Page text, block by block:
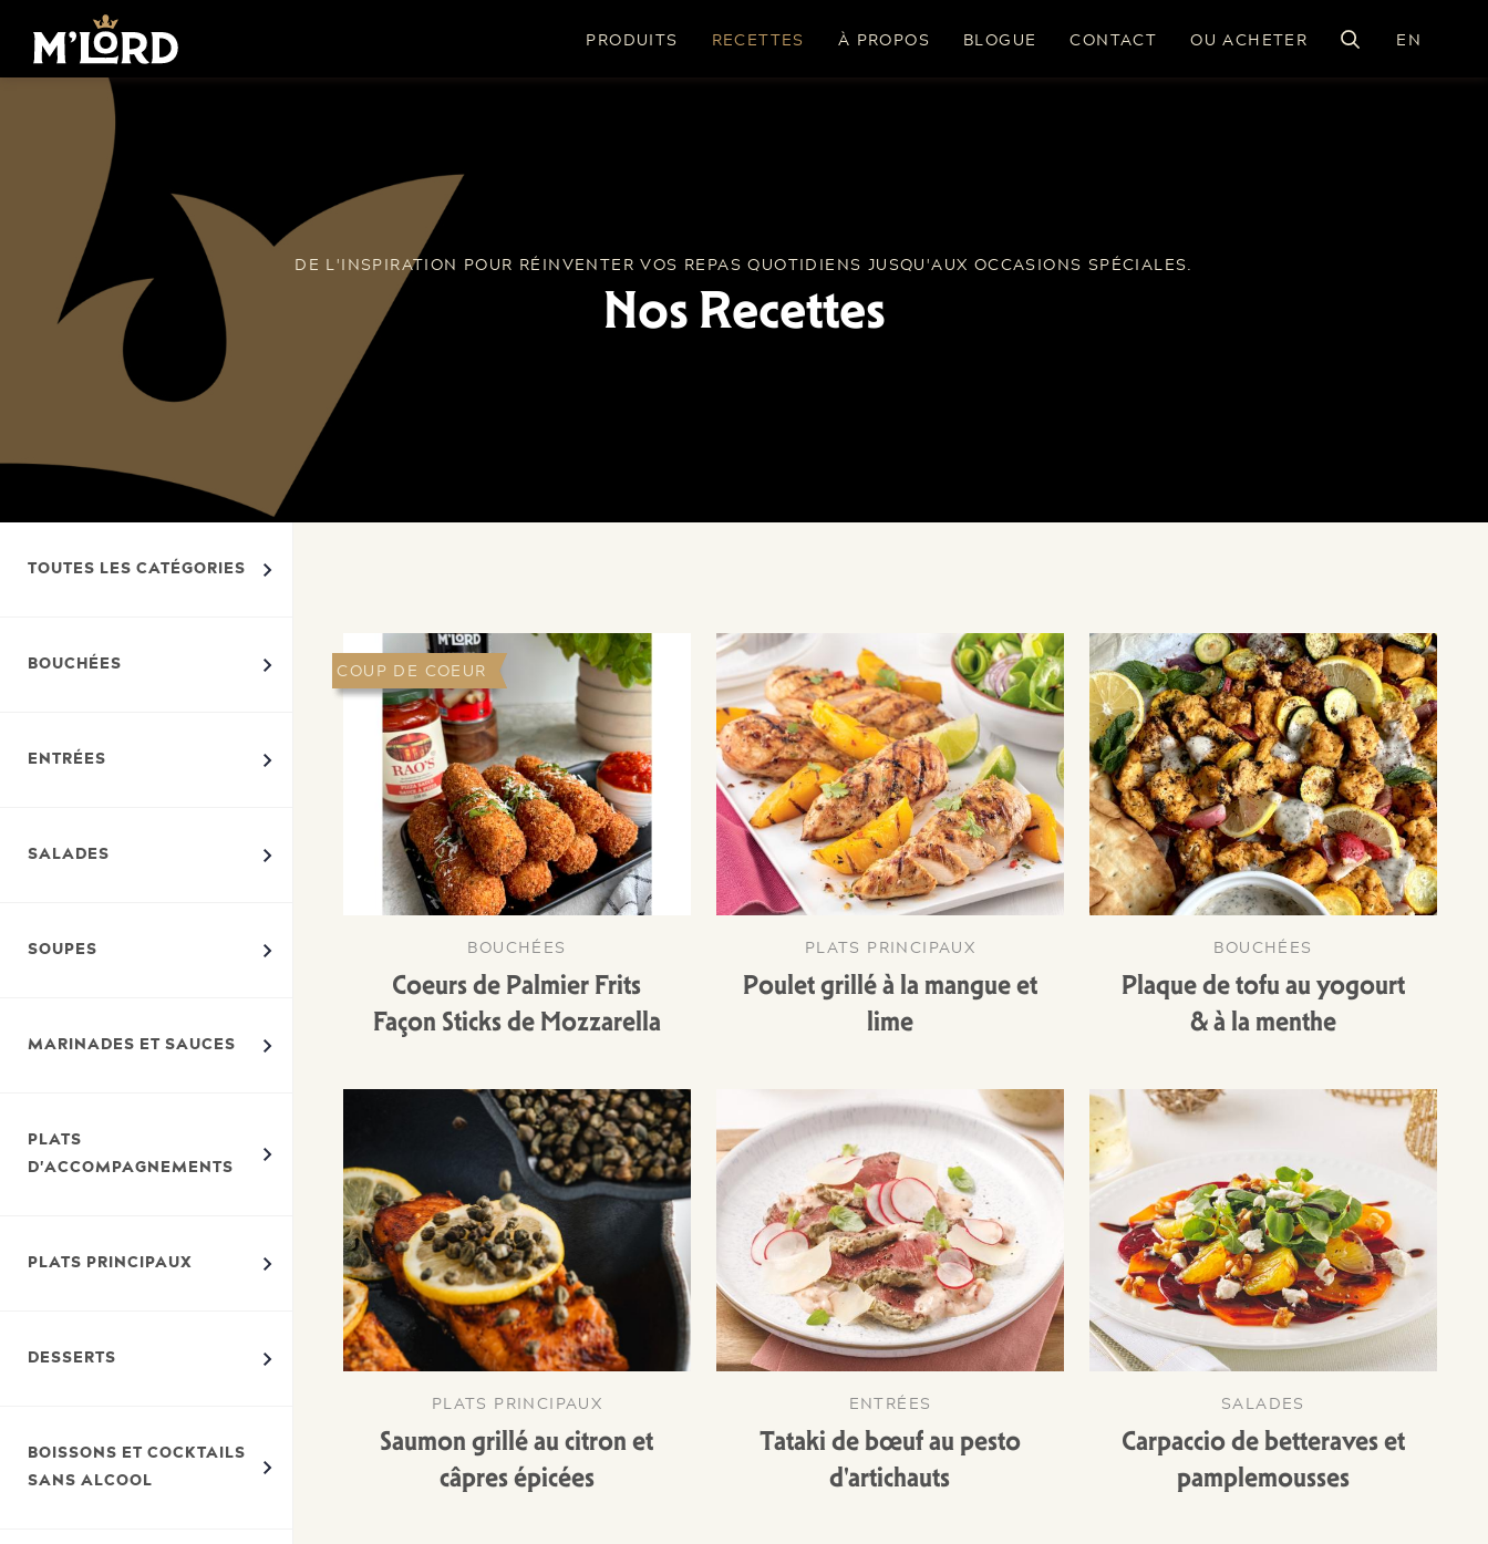
PRODUITS RECETTES À PROPOS BLOGUE CONTACT OU ACHETER EN
DE L'INSPIRATION POUR RÉINVENTER VOS REPAS QUOTIDIENS JUSQU'AUX OCCASIONS SPÉCIALES.
Nos Recettes
TOUTES LES CATÉGORIES
BOUCHÉES
ENTRÉES
SALADES
SOUPES
MARINADES ET SAUCES
PLATS
D'ACCOMPAGNEMENTS
PLATS PRINCIPAUX
DESSERTS
BOISSONS ET COCKTAILS
SANS ALCOOL
NOUVEAUTÉ
COUP DE COEUR
BOUCHÉES
Coeurs de Palmier Frits
Façon Sticks de Mozzarella
PLATS PRINCIPAUX
Poulet grillé à la mangue et
lime
BOUCHÉES
Plaque de tofu au yogourt
& à la menthe
PLATS PRINCIPAUX
Saumon grillé au citron et
câpres épicées
ENTRÉES
Tataki de bœuf au pesto
d'artichauts
SALADES
Carpaccio de betteraves et
pamplemousses